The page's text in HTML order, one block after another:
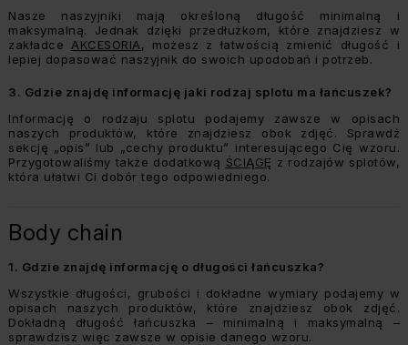
Nasze naszyjniki mają określoną długość minimalną i
maksymalną. Jednak dzięki przedłużkom, które znajdziesz w
zakładce AKCESORIA, możesz z łatwością zmienić długość i
lepiej dopasować naszyjnik do swoich upodobań i potrzeb.
3. Gdzie znajdę informację jaki rodzaj splotu ma łańcuszek?
Informację o rodzaju splotu podajemy zawsze w opisach
naszych produktów, które znajdziesz obok zdjęć. Sprawdź
sekcję „opis” lub „cechy produktu” interesującego Cię wzoru.
Przygotowaliśmy także dodatkową ŚCIĄGĘ z rodzajów splotów,
która ułatwi Ci dobór tego odpowiedniego.
Body chain
1. Gdzie znajdę informację o długości łańcuszka?
Wszystkie długości, grubości i dokładne wymiary podajemy w
opisach naszych produktów, które znajdziesz obok zdjęć.
Dokładną długość łańcuszka – minimalną i maksymalną –
sprawdzisz więc zawsze w opisie danego wzoru.